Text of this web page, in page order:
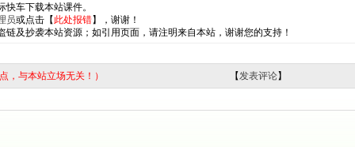
车下载本站课件。
员或点击【 此处报错】，谢谢！
及抄袭本站资源；如引用页面，请注明来自本站，谢谢您的支持！
，与本站立场无关！） 【发表评论】